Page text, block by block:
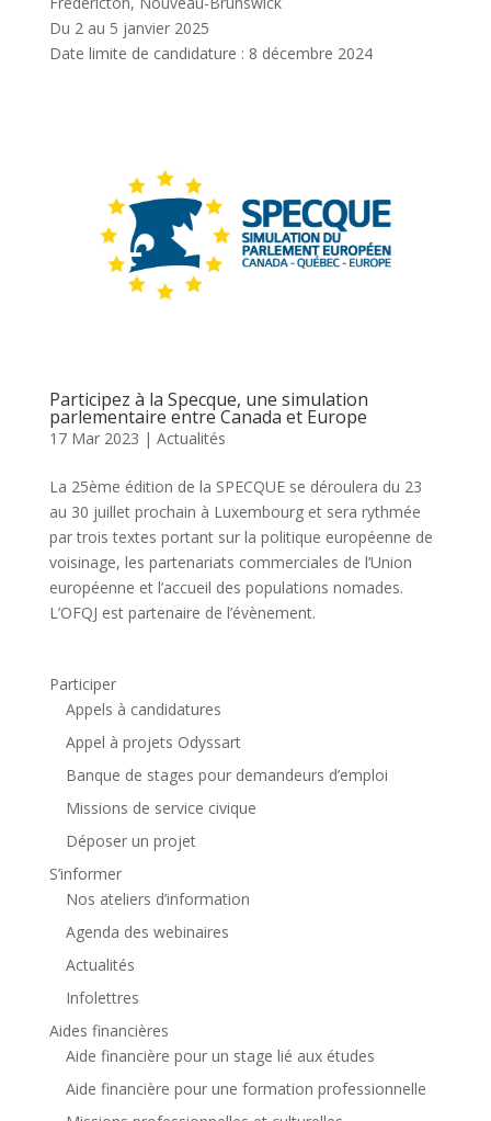
Du 2 au 5 janvier 2025
Date limite de candidature : 8 décembre 2024
Participez à la Specque, une simulation
parlementaire entre Canada et Europe
17 Mar 2023 | Actualités
La 25ème édition de la SPECQUE se déroulera du 23
au 30 juillet prochain à Luxembourg et sera rythmée
par trois textes portant sur la politique européenne de
voisinage, les partenariats commerciales de l’Union
européenne et l’accueil des populations nomades.
L’OFQJ est partenaire de l’évènement.
Participer
Appels à candidatures
Appel à projets Odyssart
Banque de stages pour demandeurs d’emploi
Missions de service civique
Déposer un projet
S’informer
Nos ateliers d’information
Agenda des webinaires
Actualités
Infolettres
Aides financières
Aide financière pour un stage lié aux études
Aide financière pour une formation professionnelle